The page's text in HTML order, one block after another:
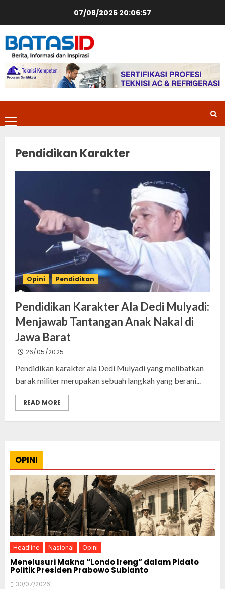
07/08/2026 20:06:58
Primary
Menu
Pendidikan Karakter
Opini Pendidikan
Pendidikan Karakter Ala Dedi Mulyadi:
Menjawab Tantangan Anak Nakal di
Jawa Barat
26/05/2025
Pendidikan karakter ala Dedi Mulyadi yang melibatkan
barak militer merupakan sebuah langkah yang berani...
READ MORE
OPINI
Headline Nasional Opini
Menelusuri Makna “Londo Ireng” dalam Pidato
Politik Presiden Prabowo Subianto
30/07/2026